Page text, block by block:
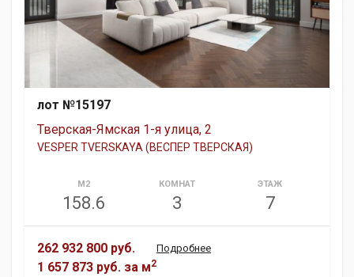
лот №15197
Тверская-Ямская 1-я улица, 2
VESPER TVERSKAYA (ВЕСПЕР ТВЕРСКАЯ)
М2
158.6
КОМНАТ
3
ЭТАЖ
7
262 932 800 руб.
1 657 873 руб. за м2
Подробнее